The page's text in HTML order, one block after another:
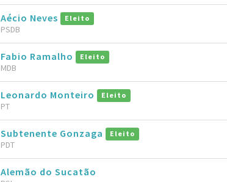
Aécio Neves Eleito
PSDB
Fabio Ramalho Eleito
MDB
Leonardo Monteiro Eleito
PT
Subtenente Gonzaga Eleito
PDT
Alemão do Sucatão